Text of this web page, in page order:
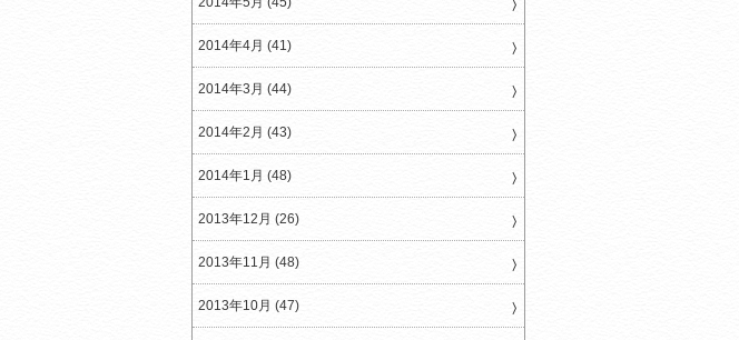
2014年4月 (41)
2014年3月 (44)
2014年2月 (43)
2014年1月 (48)
2013年12月 (26)
2013年11月 (48)
2013年10月 (47)